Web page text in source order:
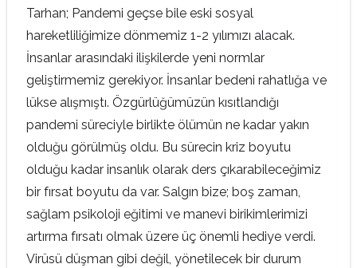
Tarhan; Pandemi geçse bile eski sosyal
hareketliliğimize dönmemiz 1-2 yılımızı alacak.
İnsanlar arasındaki ilişkilerde yeni normlar
geliştirmemiz gerekiyor. İnsanlar bedeni rahatlığa ve
lükse alışmıştı. Özgürlüğümüzün kısıtlandığı
pandemi süreciyle birlikte ölümün ne kadar yakın
olduğu görülmüş oldu. Bu sürecin kriz boyutu
olduğu kadar insanlık olarak ders çıkarabileceğimiz
bir fırsat boyutu da var. Salgın bize; boş zaman,
sağlam psikoloji eğitimi ve manevi birikimlerimizi
artırma fırsatı olmak üzere üç önemli hediye verdi.
Virüsü düşman gibi değil, yönetilecek bir durum